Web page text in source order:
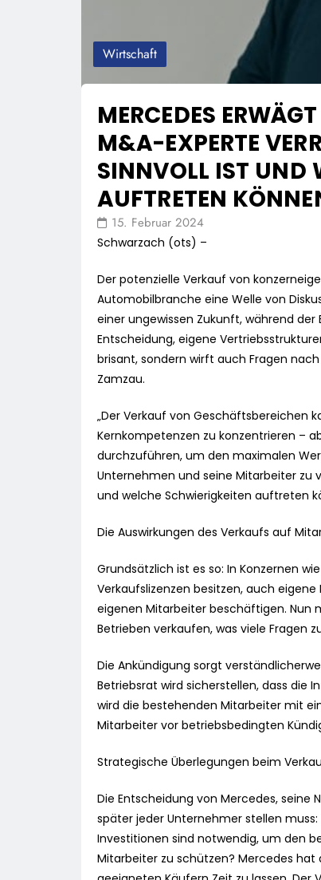
Wirtschaft
MERCEDES
M&A-EXPERTE
SINNVOLL IST UND
AUFTRETEN
15. Februar 2024
Schwarzach (ots) –
Der potenzielle Verkauf von
Automobilbranche eine Welle von
einer ungewissen Zukunft, während
Entscheidung, eigene
brisant, sondern wirft auch Fragen
Zamzau.
„Der Verkauf von Geschäftsbereichen
Kernkompetenzen zu konzentrieren –
durchzuführen, um den maximalen
Unternehmen und seine Mitarbeiter zu
und welche Schwierigkeiten auftreten
Die Auswirkungen des Verkaufs auf
Grundsätzlich ist es so: In Konzernen
Verkaufslizenzen besitzen, auch
eigenen Mitarbeiter beschäftigen. Nun
Betrieben verkaufen, was viele Fragen
Die Ankündigung sorgt
Betriebsrat wird sicherstellen, dass die
wird die bestehenden Mitarbeiter mit
Mitarbeiter vor betriebsbedingten
Strategische Überlegungen beim
Die Entscheidung von Mercedes, seine
später jeder Unternehmer stellen
Investitionen sind notwendig, um den
Mitarbeiter zu schützen? Mercedes